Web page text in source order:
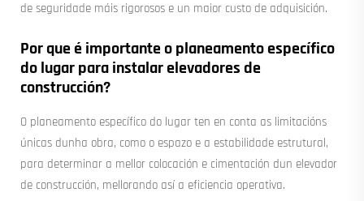
de seguridade máis rigorosos e un maior custo de adquisición.
Por que é importante o planeamento específico
do lugar para instalar elevadores de
construcción?
O planeamento específico do lugar ten en conta as limitacións
únicas dunha obra, como o espazo e a estabilidade estrutural,
para determinar a mellor colocación e cimentación dun elevador
de construcción, mellorando así a eficiencia operativa.